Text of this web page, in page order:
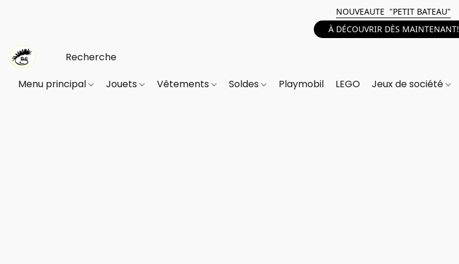
NOUVEAUTE "PETIT BATEAU"
À DÉCOUVRIR DÈS MAINTENANT!
Menu principal Jouets Vêtements Soldes Playmobil LEGO Jeux de société